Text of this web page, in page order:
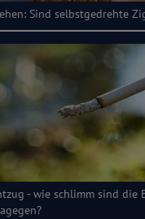
Sind selbstgedrehte
- wie schlimm sind die